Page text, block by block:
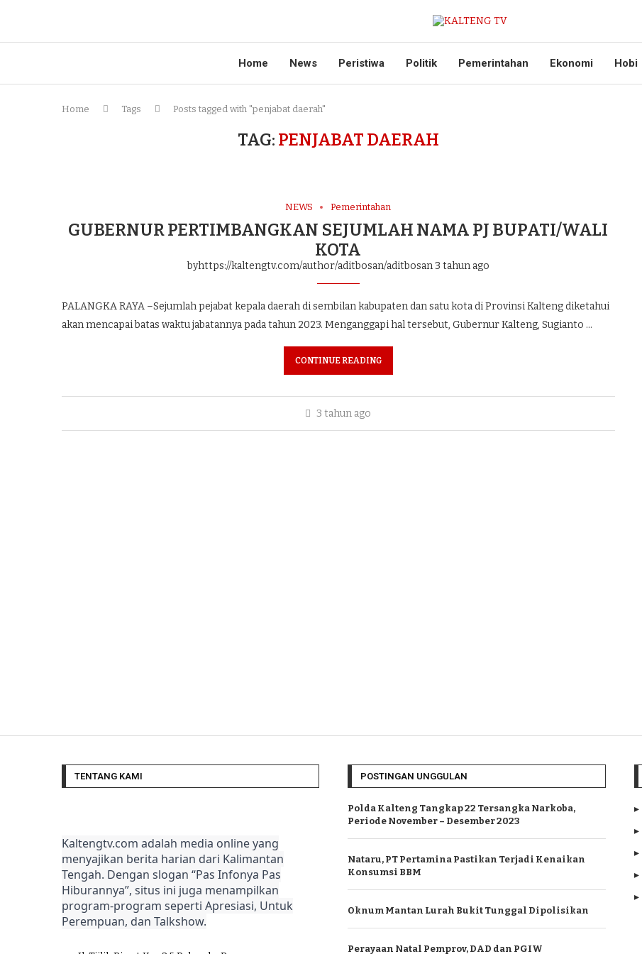
Home News Peristiwa Politik Pemerintahan Ekonomi Hobi
Home Tags Posts tagged with "penjabat daerah"
TAG: PENJABAT DAERAH
NEWS Pemerintahan
GUBERNUR PERTIMBANGKAN SEJUMLAH NAMA PJ BUPATI/WALI
KOTA
byhttps://kaltengtv.com/author/aditbosan/aditbosan3 tahun ago
PALANGKA RAYA –Sejumlah pejabat kepala daerah di sembilan kabupaten dan satu kota di Provinsi Kalteng diketahui
akan mencapai batas waktu jabatannya pada tahun 2023. Menganggapi hal tersebut, Gubernur Kalteng, Sugianto …
CONTINUE READING
3 tahun ago
TENTANG KAMI
Kaltengtv.com adalah media online yang
menyajikan berita harian dari Kalimantan
Tengah. Dengan slogan “Pas Infonya Pas
Hiburannya”, situs ini juga menampilkan
program-program seperti Apresiasi, Untuk
Perempuan, dan Talkshow.
POSTINGAN UNGGULAN
Polda Kalteng Tangkap 22 Tersangka Narkoba,
Periode November – Desember 2023
Nataru, PT Pertamina Pastikan Terjadi Kenaikan
Konsumsi BBM
Oknum Mantan Lurah Bukit Tunggal Dipolisikan
Perayaan Natal Pemprov, DAD dan PGIW